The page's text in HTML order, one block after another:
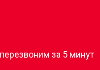
за 5 минут